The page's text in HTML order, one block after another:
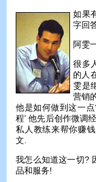
如果
字回
阿雯
很多
的人
雯是
营销
他是如何做到这一
程’ 他先后创作微调
私人教练来帮你赚
文.
我怎么知道这一切?
品和服务!